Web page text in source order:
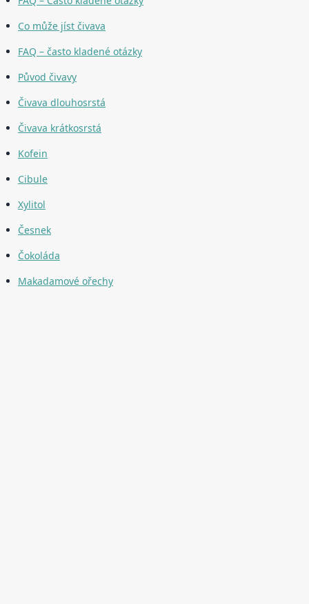
Co může jíst čivava
FAQ – často kladené otázky
Původ čivavy
Čivava dlouhosrstá
Čivava krátkosrstá
Kofein
Cibule
Xylitol
Česnek
Čokoláda
Makadamové ořechy